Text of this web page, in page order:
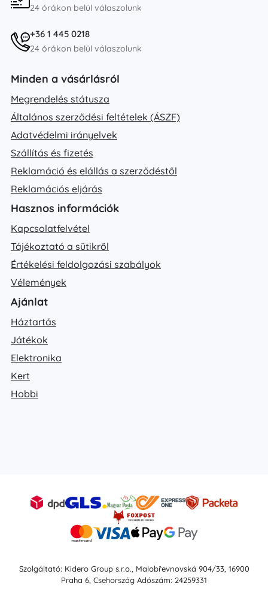
24 órákon belül válaszolunk
+36 1 445 0218
24 órákon belül válaszolunk
Minden a vásárlásról
Megrendelés státusza
Általános szerződési feltételek (ÁSZF)
Adatvédelmi irányelvek
Szállítás és fizetés
Reklamáció és elállás a szerződéstől
Reklamációs eljárás
Hasznos információk
Kapcsolatfelvétel
Tájékoztató a sütikről
Értékelési feldolgozási szabályok
Vélemények
Ajánlat
Háztartás
Játékok
Elektronika
Kert
Hobbi
Szolgáltató: Kidero Group s.r.o., Malobřevnovská 904/33, 16900
Praha 6, Csehország Adószám: 24259331